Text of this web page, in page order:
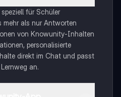
für Schüler
als nur Antworten
von Knowunity-Inhalten
personalisierte
direkt im Chat und passt
an.